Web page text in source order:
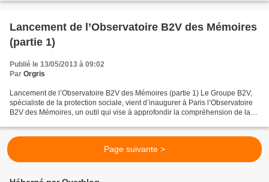
Lancement de l’Observatoire B2V des Mémoires
(partie 1)
Publié le 13/05/2013 à 09:02
Par Orgris
Lancement de l’Observatoire B2V des Mémoires (partie 1) Le Groupe B2V,
spécialiste de la protection sociale, vient d’inaugurer à Paris l’Observatoire
B2V des Mémoires, un outil qui vise à approfondir la compréhension de la
Page suivante >